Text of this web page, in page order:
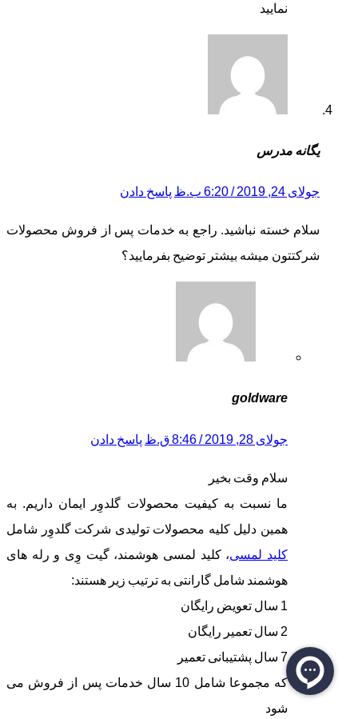
نمایید
یگانه مدرس
جولای 24, 2019 / 6:20 ب.ظ پاسخ دادن
سلام خسته نباشید. راجع به خدمات پس از فروش محصولات
شرکتتون میشه بیشتر توضیح بفرمایید؟
goldware
جولای 28, 2019 / 8:46 ق.ظ پاسخ دادن
سلام وقت بخیر
ما نسبت به کیفیت محصولات گلدوِر ایمان داریم. به
همین دلیل کلیه محصولات تولیدی شرکت گلدوِر شامل
کلید لمسی، کلید لمسی هوشمند، گیت وِی و رله های
هوشمند شامل گارانتی به ترتیب زیر هستند:
1 سال تعویض رایگان
2 سال تعمیر رایگان
7 سال پشتیبانی تعمیر
که مجموعا شامل 10 سال خدمات پس از فروش می
شود